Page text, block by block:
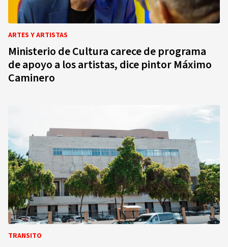
ARTES Y ARTISTAS
Ministerio de Cultura carece de programa
de apoyo a los artistas, dice pintor Máximo
Caminero
TRANSITO